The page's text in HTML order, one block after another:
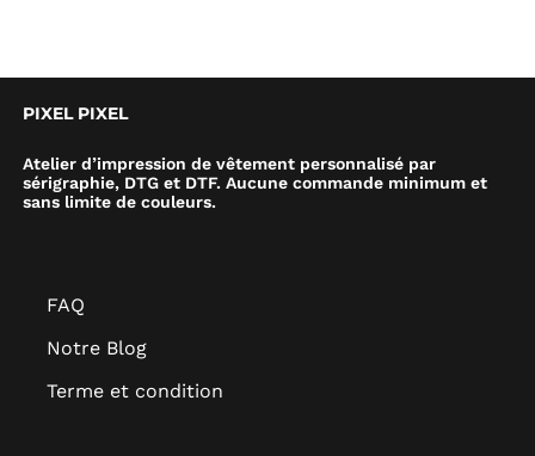
PIXEL PIXEL
Atelier d’impression de vêtement personnalisé par
sérigraphie, DTG et DTF. Aucune commande minimum et
sans limite de couleurs.
FAQ
Notre Blog
Terme et condition